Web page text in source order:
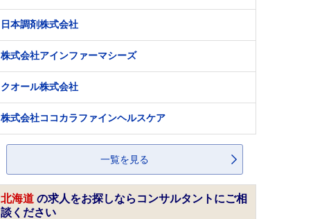
日本調剤株式会社
株式会社アインファーマシーズ
クオール株式会社
株式会社ココカラファインヘルスケア
一覧を見る
北海道 の求人をお探しならコンサルタントにご相
談ください